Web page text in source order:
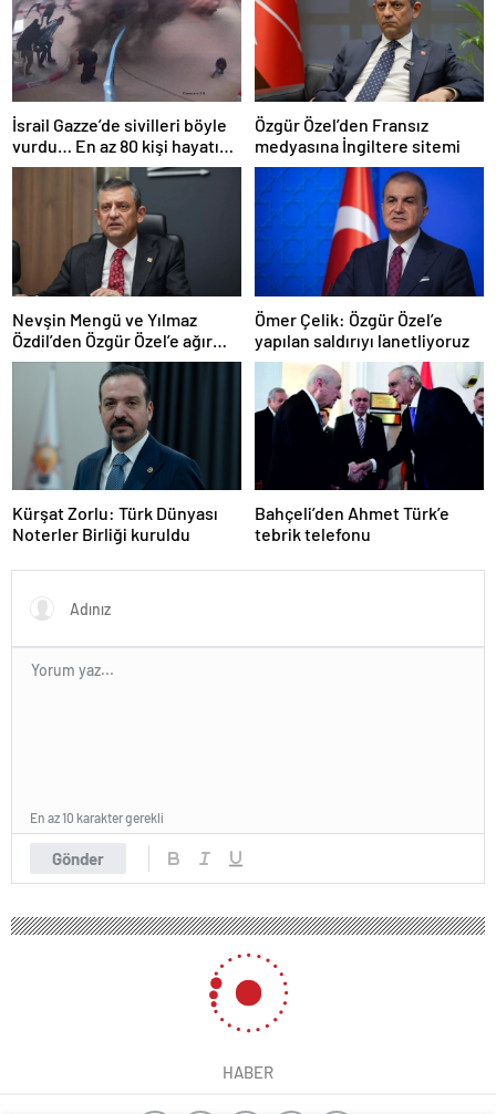
İsrail Gazze’de sivilleri böyle
vurdu… En az 80 kişi hayatını
kaybetti
Özgür Özel’den Fransız
medyasına İngiltere sitemi
Nevşin Mengü ve Yılmaz
Özdil’den Özgür Özel’e ağır
eleştiriler
Ömer Çelik: Özgür Özel’e
yapılan saldırıyı lanetliyoruz
Kürşat Zorlu: Türk Dünyası
Noterler Birliği kuruldu
Bahçeli’den Ahmet Türk’e
tebrik telefonu
Gönder
En az 10 karakter gerekli
HABER